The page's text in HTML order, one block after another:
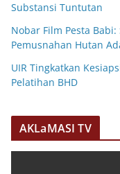
Substansi Tuntutan
Nobar Film Pesta
Pemusnahan Hutan
UIR Tingkatkan
Pelatihan BHD
AKLaMASI TV